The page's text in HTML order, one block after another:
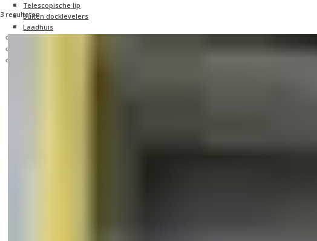
Telescopische lip
Buiten docklevelers
Laadhuis
Dockshelters
3 resultaten